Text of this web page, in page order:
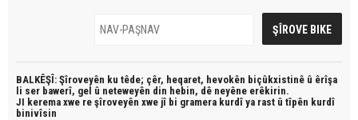
BALKÊŞÎ: Şîroveyên ku têde; çêr, heqaret, hevokên biçûkxistinê û êrîşa
li ser bawerî, gel û neteweyên din hebin, dê neyêne erêkirin.
JI kerema xwe re şîroveyên xwe jî bi gramera kurdî ya rast û tîpên kurdî
binivîsin